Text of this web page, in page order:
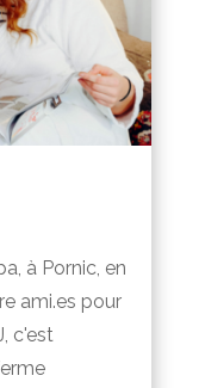
à Pornic, en
ami.es pour
c'est